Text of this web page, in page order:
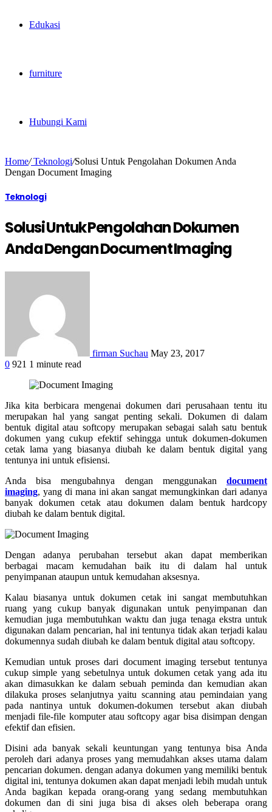
Edukasi
furniture
Hubungi Kami
Home/Teknologi/Solusi Untuk Pengolahan Dokumen Anda
Dengan Document Imaging
Teknologi
Solusi Untuk Pengolahan Dokumen
Anda Dengan Document Imaging
firman Suchau May 23, 2017
0 921 1 minute read
Jika kita berbicara mengenai dokumen dari perusahaan tentu itu
merupakan hal yang sangat penting sekali. Dokumen di dalam
bentuk digital atau softcopy merupakan sebagai salah satu bentuk
dokumen yang cukup efektif sehingga untuk dokumen-dokumen
cetak lama yang biasanya diubah ke dalam bentuk digital yang
tentunya ini untuk efisiensi.
Anda bisa mengubahnya dengan menggunakan document
imaging, yang di mana ini akan sangat memungkinkan dari adanya
banyak dokumen cetak atau dokumen dalam bentuk hardcopy
diubah ke dalam bentuk digital.
Dengan adanya perubahan tersebut akan dapat memberikan
berbagai macam kemudahan baik itu di dalam hal untuk
penyimpanan ataupun untuk kemudahan aksesnya.
Kalau biasanya untuk dokumen cetak ini sangat membutuhkan
ruang yang cukup banyak digunakan untuk penyimpanan dan
kemudian juga membutuhkan waktu dan juga tenaga ekstra untuk
digunakan dalam pencarian, hal ini tentunya tidak akan terjadi kalau
dokumennya sudah diubah ke dalam bentuk digital atau softcopy.
Kemudian untuk proses dari document imagingtersebut tentunya
cukup simple yang sebetulnya untuk dokumen cetak yang ada itu
akan dimasukkan ke dalam sebuah peminda dan kemudian akan
dilakuka proses selanjutnya yaitu scanning atau pemindaian yang
pada nantinya untuk dokumen-dokumen tersebut akan diubah
menjadi file-file komputer atau softcopy agar bisa disimpan dengan
efektif dan efisien.
Disini ada banyak sekali keuntungan yang tentunya bisa Anda
peroleh dari adanya proses yang memudahkan akses utama dalam
pencarian dokumen. dengan adanya dokumen yang memiliki bentuk
digital ini, tentunya dokumen akan dapat menjadi lebih mudah untuk
Anda bagikan kepada orang-orang yang sedang membutuhkan
dokumen dan di sini juga bisa di akses oleh beberapa orang